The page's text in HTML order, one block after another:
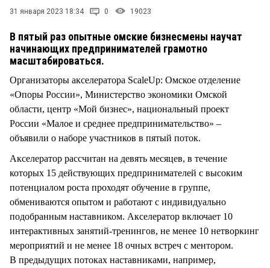
31 января 2023 18:34 0 19023
В пятый раз опытные омские бизнесмены научат
начинающих предпринимателей грамотно
масштабироваться.
Организаторы акселератора ScaleUp: Омское отделение
«Опоры России», Министерство экономики Омской
области, центр «Мой бизнес», национальный проект
России «Малое и среднее предпринимательство» –
объявили о наборе участников в пятый поток.
Акселератор рассчитан на девять месяцев, в течение
которых 15 действующих предпринимателей с высоким
потенциалом роста проходят обучение в группе,
обмениваются опытом и работают с индивидуально
подобранным наставником. Акселератор включает 10
интерактивных занятий-тренингов, не менее 10 нетворкинг
мероприятий и не менее 18 очных встреч с ментором.
В предыдущих потоках наставниками, например,